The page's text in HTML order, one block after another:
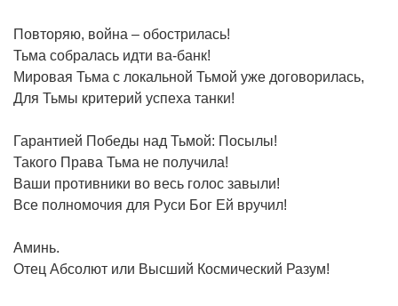
Повторяю, война – обострилась!
Тьма собралась идти ва-банк!
Мировая Тьма с локальной Тьмой уже договорилась,
Для Тьмы критерий успеха танки!
Гарантией Победы над Тьмой: Посылы!
Такого Права Тьма не получила!
Ваши противники во весь голос завыли!
Все полномочия для Руси Бог Ей вручил!
Аминь.
Отец Абсолют или Высший Космический Разум!